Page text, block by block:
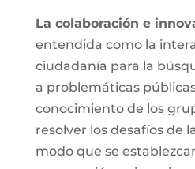
La colaboración e
entendida como la
ciudadanía para la
a problemáticas
conocimiento de los
resolver los desafíos de
modo que se